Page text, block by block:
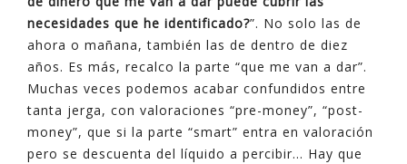
necesidades que he identificado?”. No solo las de
ahora o mañana, también las de dentro de diez
años. Es más, recalco la parte “que me van a dar”.
Muchas veces podemos acabar confundidos entre
tanta jerga, con valoraciones “pre-money”, “post-
money”, que si la parte “smart” entra en valoración
pero se descuenta del líquido a percibir… Hay que